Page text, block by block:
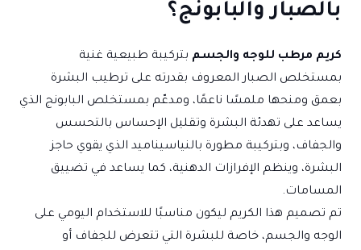
بالصبار والبابونج؟
كريم مرطب للوجه والجسم بتركيبة طبيعية غنية
بمستخلص الصبار المعروف بقدرته على ترطيب البشرة
بعمق ومنحها ملمسًا ناعمًا، ومدعّم بمستخلص البابونج الذي
يساعد على تهدئة البشرة وتقليل الإحساس بالتحسس
والجفاف، وبتركيبة مطورة بالنياسيناميد الذي يقوي حاجز
البشرة، وينظم الإفرازات الدهنية، كما يساعد في تضييق
المسامات.
تم تصميم هذا الكريم ليكون مناسبًا للاستخدام اليومي على
الوجه والجسم، خاصة للبشرة التي تتعرض للجفاف أو